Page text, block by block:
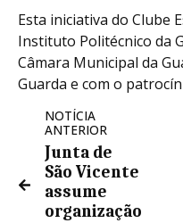
Esta iniciativa do Clube
Instituto Politécnico da
Câmara Municipal da
Guarda e com o
NOTÍCIA
ANTERIOR
Junta de
São Vicente
assume
organização